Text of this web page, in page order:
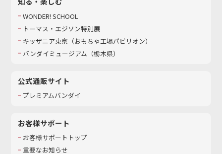
WONDER! SCHOOL
トーマス・エジソン特別展
キッザニア東京（おもちゃ工場パビリオン）​
バンダイミュージアム（栃木県）
公式通販サイト
プレミアムバンダイ
お客様サポート
お客様サポートトップ
重要なお知らせ